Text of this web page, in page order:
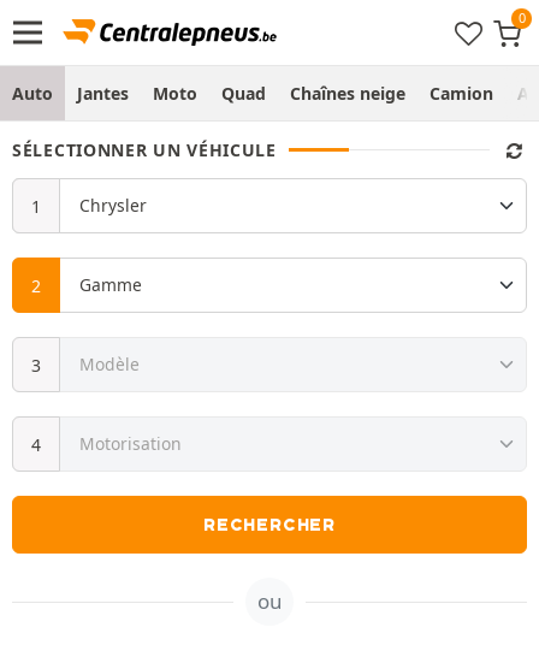
Auto Jantes Moto Quad Chaînes neige Camion
SÉLECTIONNER UN VÉHICULE
RECHERCHER
ou